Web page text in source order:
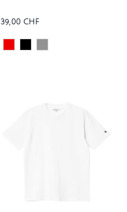
39,00 CHF
Colour
Maroon
BlackGrey